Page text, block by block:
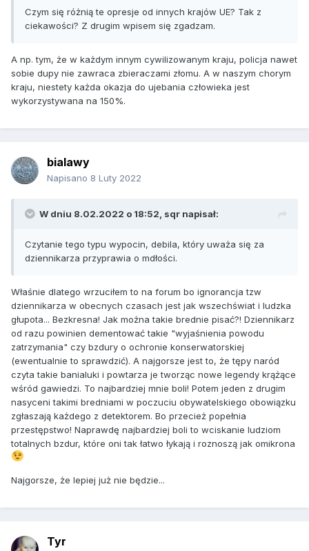
Czym się różnią te opresje od innych krajów UE? Tak z
ciekawości? Z drugim wpisem się zgadzam.
A np. tym, że w każdym innym cywilizowanym kraju, policja nawet
sobie dupy nie zawraca zbieraczami złomu. A w naszym chorym
kraju, niestety każda okazja do ujebania człowieka jest
wykorzystywana na 150%.
bialawy
Napisano 8 Luty 2022
W dniu 8.02.2022 o 18:52, sqr napisał:
Czytanie tego typu wypocin, debila, który uważa się za
dziennikarza przyprawia o mdłości.
Właśnie dlatego wrzuciłem to na forum bo ignorancja tzw
dziennikarza w obecnych czasach jest jak wszechświat i ludzka
głupota... Bezkresna! Jak można takie brednie pisać?! Dziennikarz
od razu powinien dementować takie "wyjaśnienia powodu
zatrzymania" czy bzdury o ochronie konserwatorskiej
(ewentualnie to sprawdzić). A najgorsze jest to, że tępy naród
czyta takie banialuki i powtarza je tworząc nowe legendy krążące
wśród gawiedzi. To najbardziej mnie boli! Potem jeden z drugim
nasyceni takimi bredniami w poczuciu obywatelskiego obowiązku
zgłaszają każdego z detektorem. Bo przecież popełnia
przestępstwo! Naprawdę najbardziej boli to wciskanie ludziom
totalnych bzdur, które oni tak łatwo łykają i roznoszą jak omikrona
Najgorsze, że lepiej już nie będzie...
Tyr